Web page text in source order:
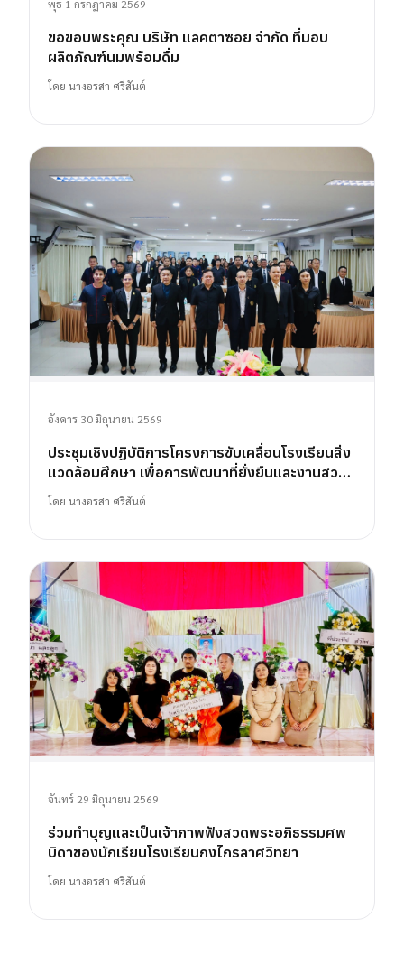
พุธ 1 กรกฎาคม 2569
ขอขอบพระคุณ บริษัท แลคตาซอย จำกัด ที่มอบ
ผลิตภัณฑ์นมพร้อมดื่ม
โดย นางอรสา ศรีสันต์
อังคาร 30 มิถุนายน 2569
ประชุมเชิงปฏิบัติการโครงการขับเคลื่อนโรงเรียนสิ่ง
แวดล้อมศึกษา เพื่อการพัฒนาที่ยั่งยืนและงานสวน
พฤกษศาสตร์โรงเรียน
โดย นางอรสา ศรีสันต์
จันทร์ 29 มิถุนายน 2569
ร่วมทำบุญและเป็นเจ้าภาพฟังสวดพระอภิธรรมศพ
บิดาของนักเรียนโรงเรียนกงไกรลาศวิทยา
โดย นางอรสา ศรีสันต์